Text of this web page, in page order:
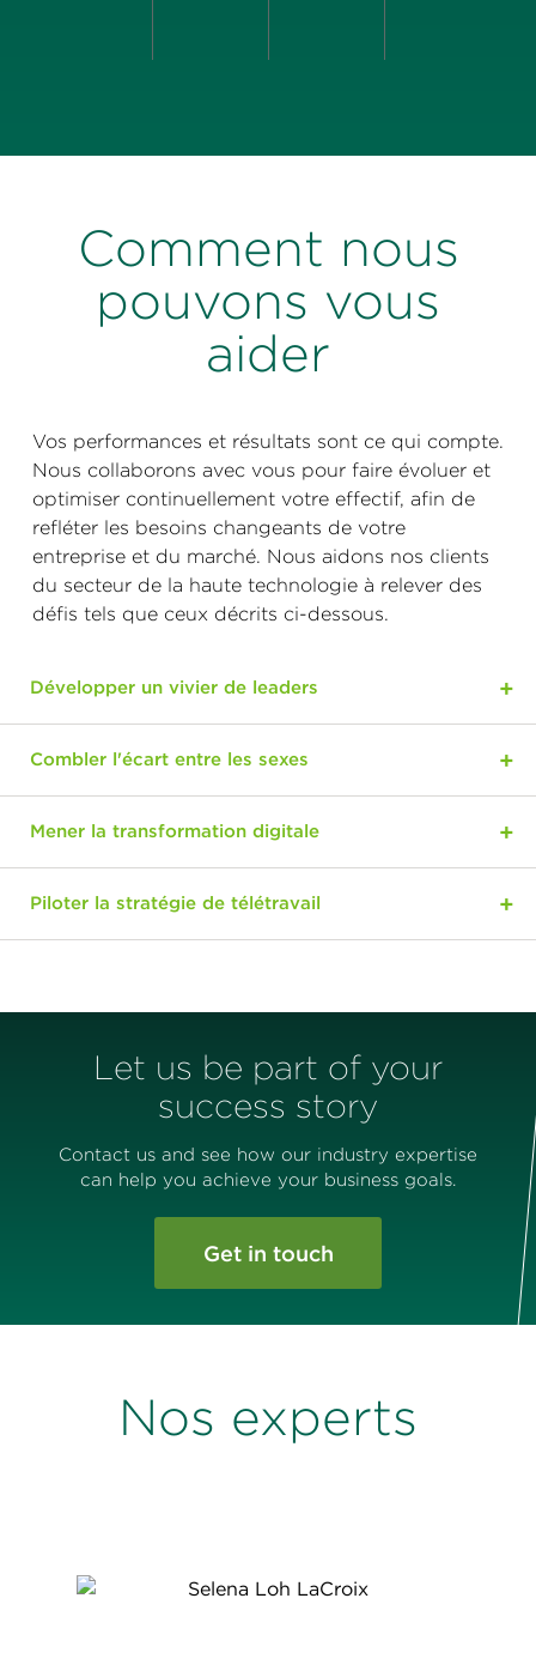
Comment nous
pouvons vous
aider
Vos performances et résultats sont ce qui compte.
Nous collaborons avec vous pour faire évoluer et
optimiser continuellement votre effectif, afin de
refléter les besoins changeants de votre
entreprise et du marché. Nous aidons nos clients
du secteur de la haute technologie à relever des
défis tels que ceux décrits ci-dessous.
Développer un vivier de leaders
Combler l'écart entre les sexes
Mener la transformation digitale
Piloter la stratégie de télétravail
Let us be part of your
success story
Contact us and see how our industry expertise
can help you achieve your business goals.
Get in touch
Nos experts